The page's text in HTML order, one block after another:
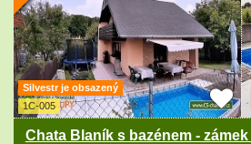
Silvestr je obsazený
1C-005
Chata Blaník s bazénem -